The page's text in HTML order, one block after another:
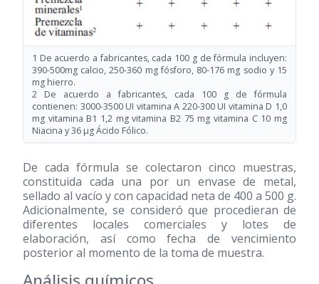
1 De acuerdo a fabricantes, cada 100 g de fórmula incluyen:
390-500mg calcio, 250-360 mg fósforo, 80-176 mg sodio y 15
mg hierro.
2 De acuerdo a fabricantes, cada 100 g de fórmula
contienen: 3000-3500 UI vitamina A 220-300 UI vitamina D 1,0
mg vitamina B1 1,2 mg vitamina B2 75 mg vitamina C 10 mg
Niacina y 36 μg Ácido Fólico.
De cada fórmula se colectaron cinco muestras,
constituida cada una por un envase de metal,
sellado al vacío y con capacidad neta de 400 a 500 g.
Adicionalmente, se consideró que procedieran de
diferentes locales comerciales y lotes de
elaboración, así como fecha de vencimiento
posterior al momento de la toma de muestra.